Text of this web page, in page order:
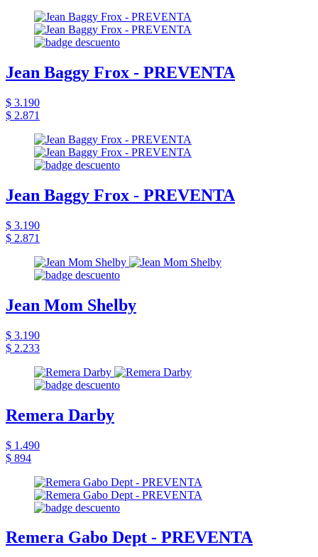
Jean Baggy Frox - PREVENTA
$ 3.190
$ 2.871
Jean Baggy Frox - PREVENTA
$ 3.190
$ 2.871
Jean Mom Shelby
$ 3.190
$ 2.233
Remera Darby
$ 1.490
$ 894
Remera Gabo Dept - PREVENTA